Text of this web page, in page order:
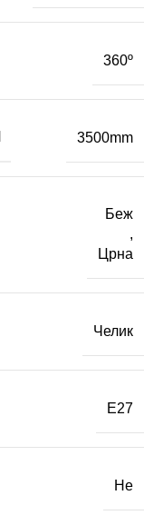
360º
3500mm
Беж
,
Црна
Челик
E27
Не